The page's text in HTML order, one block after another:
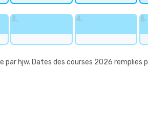
3. 4. 5.
par hjw. Dates des courses 2026 remplies